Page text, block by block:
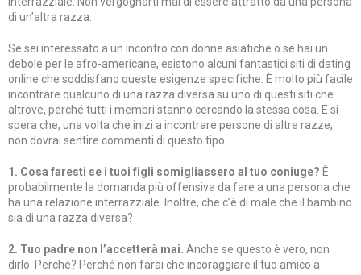
di un’altra razza.
Se sei interessato a un incontro con donne asiatiche o se hai un
debole per le afro-americane, esistono alcuni fantastici siti di dating
online che soddisfano queste esigenze specifiche. È molto più facile
incontrare qualcuno di una razza diversa su uno di questi siti che
altrove, perché tutti i membri stanno cercando la stessa cosa. E si
spera che, una volta che inizi a incontrare persone di altre razze,
non dovrai sentire commenti di questo tipo:
1. Cosa faresti se i tuoi figli somigliassero al tuo coniuge? È
probabilmente la domanda più offensiva da fare a una persona che
ha una relazione interrazziale. Inoltre, che c’è di male che il bambino
sia di una razza diversa?
2. Tuo padre non l’accetterà mai. Anche se questo è vero, non
dirlo. Perché? Perché non farai che incoraggiare il tuo amico a